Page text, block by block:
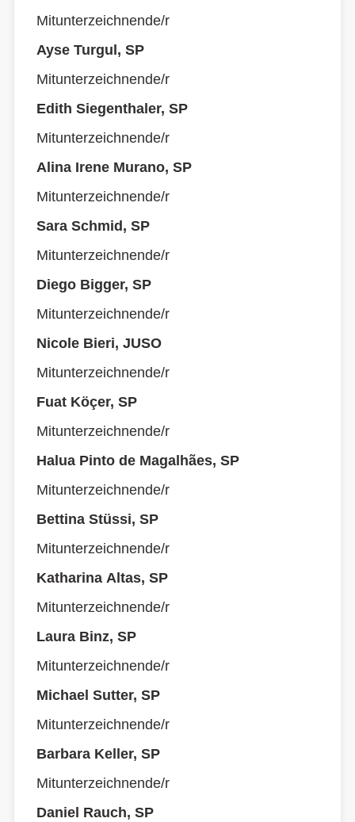
Mitunterzeichnende/r
Ayse Turgul, SP
Mitunterzeichnende/r
Edith Siegenthaler, SP
Mitunterzeichnende/r
Alina Irene Murano, SP
Mitunterzeichnende/r
Sara Schmid, SP
Mitunterzeichnende/r
Diego Bigger, SP
Mitunterzeichnende/r
Nicole Bieri, JUSO
Mitunterzeichnende/r
Fuat Köçer, SP
Mitunterzeichnende/r
Halua Pinto de Magalhães, SP
Mitunterzeichnende/r
Bettina Stüssi, SP
Mitunterzeichnende/r
Katharina Altas, SP
Mitunterzeichnende/r
Laura Binz, SP
Mitunterzeichnende/r
Michael Sutter, SP
Mitunterzeichnende/r
Barbara Keller, SP
Mitunterzeichnende/r
Daniel Rauch, SP